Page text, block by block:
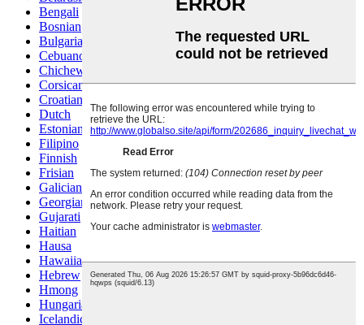
Bengali
Bosnian
Bulgarian
Cebuano
Chichewa
Corsican
Croatian
Dutch
Estonian
Filipino
Finnish
Frisian
Galician
Georgian
Gujarati
Haitian
Hausa
Hawaiian
Hebrew
Hmong
Hungarian
Icelandic